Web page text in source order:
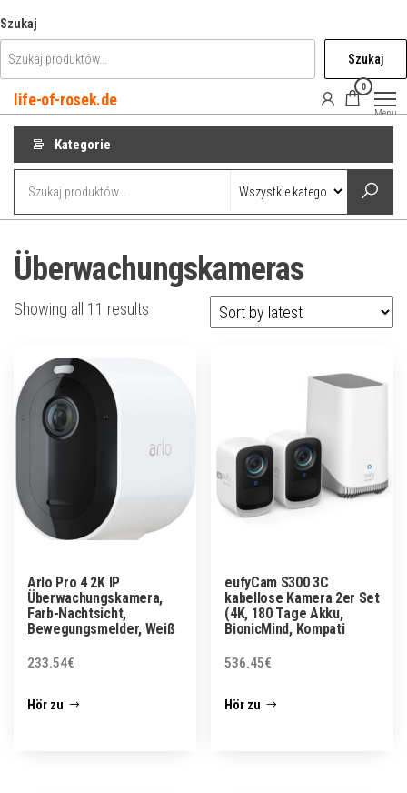
do
treści
Szukaj
Szukaj
life-of-rosek.de
0
Menu
Kategorie
Überwachungskameras
Showing all 11 results
Arlo Pro 4 2K IP
Überwachungskamera,
Farb-Nachtsicht,
Bewegungsmelder, Weiß
233.54€
Hör zu
eufyCam S300 3C
kabellose Kamera 2er Set
(4K, 180 Tage Akku,
BionicMind, Kompati
536.45€
Hör zu